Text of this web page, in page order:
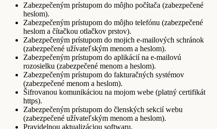
Zabezpečeným prístupom do môjho počítača (zabezpečené
heslom).
Zabezpečeným prístupom do môjho telefónu (zabezpečené
heslom a čítačkou otlačkov prstov).
Zabezpečeným prístupom do mojich e-mailových schránok
(zabezpečené užívateľským menom a heslom).
Zabezpečeným prístupom do aplikácií na e-mailovú
rozosielku (zabezpečené menom a heslom).
Zabezpečeným prístupom do fakturačných systémov
(zabezpečené menom a heslom).
Šifrovanou komunikáciou na mojom webe (platný certifikát
https).
Zabezpečeným prístupom do členských sekcií webu
(zabezpečené užívateľským menom a heslom).
Pravidelnou aktualizáciou softwaru.